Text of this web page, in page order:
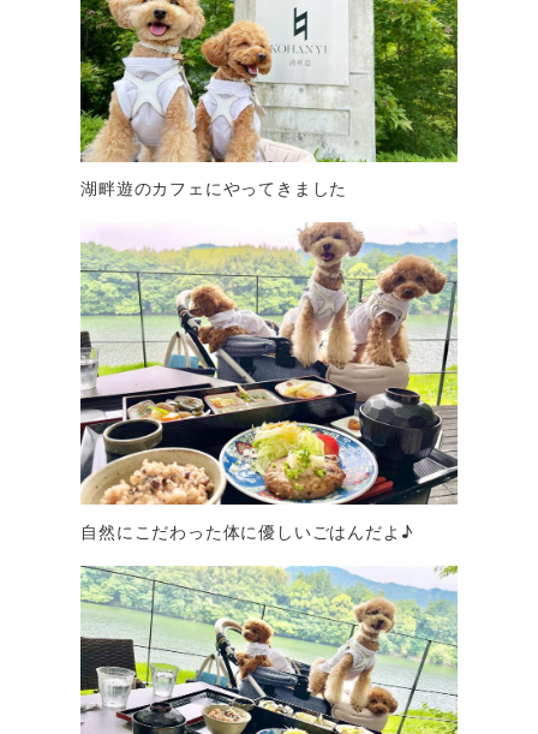
湖畔遊のカフェにやってきました
自然にこだわった体に優しいごはんだよ♪